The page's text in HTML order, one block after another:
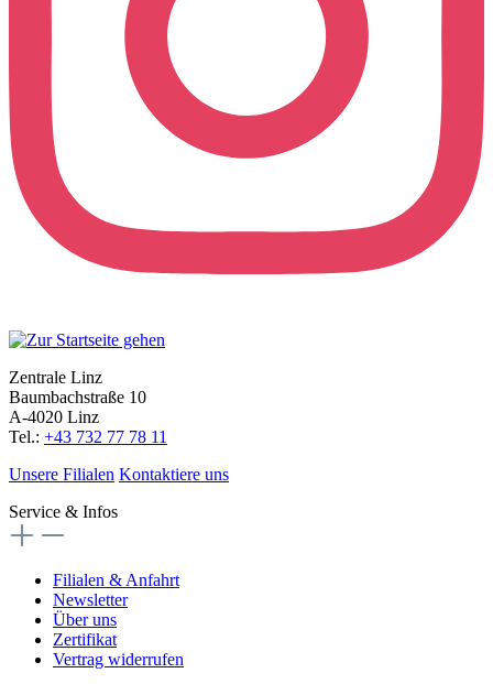
Zentrale Linz
Baumbachstraße 10
A-4020 Linz
Tel.: +43 732 77 78 11
Unsere Filialen Kontaktiere uns
Service & Infos
Filialen & Anfahrt
Newsletter
Über uns
Zertifikat
Vertrag widerrufen